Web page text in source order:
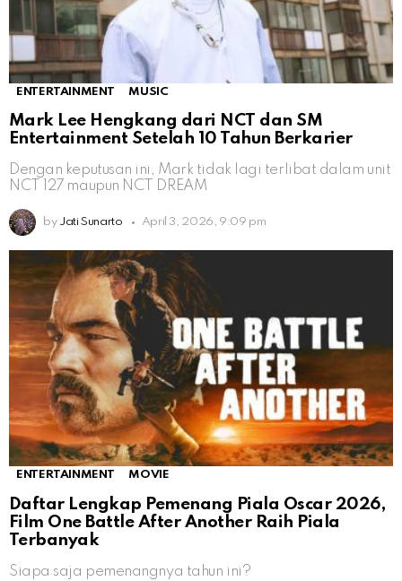
ENTERTAINMENT MUSIC
Mark Lee Hengkang dari NCT dan SM
Entertainment Setelah 10 Tahun Berkarier
Dengan keputusan ini, Mark tidak lagi terlibat dalam unit
NCT 127 maupun NCT DREAM
by Jati Sunarto April 3, 2026, 9:09 pm
ENTERTAINMENT MOVIE
Daftar Lengkap Pemenang Piala Oscar 2026,
Film One Battle After Another Raih Piala
Terbanyak
Siapa saja pemenangnya tahun ini?